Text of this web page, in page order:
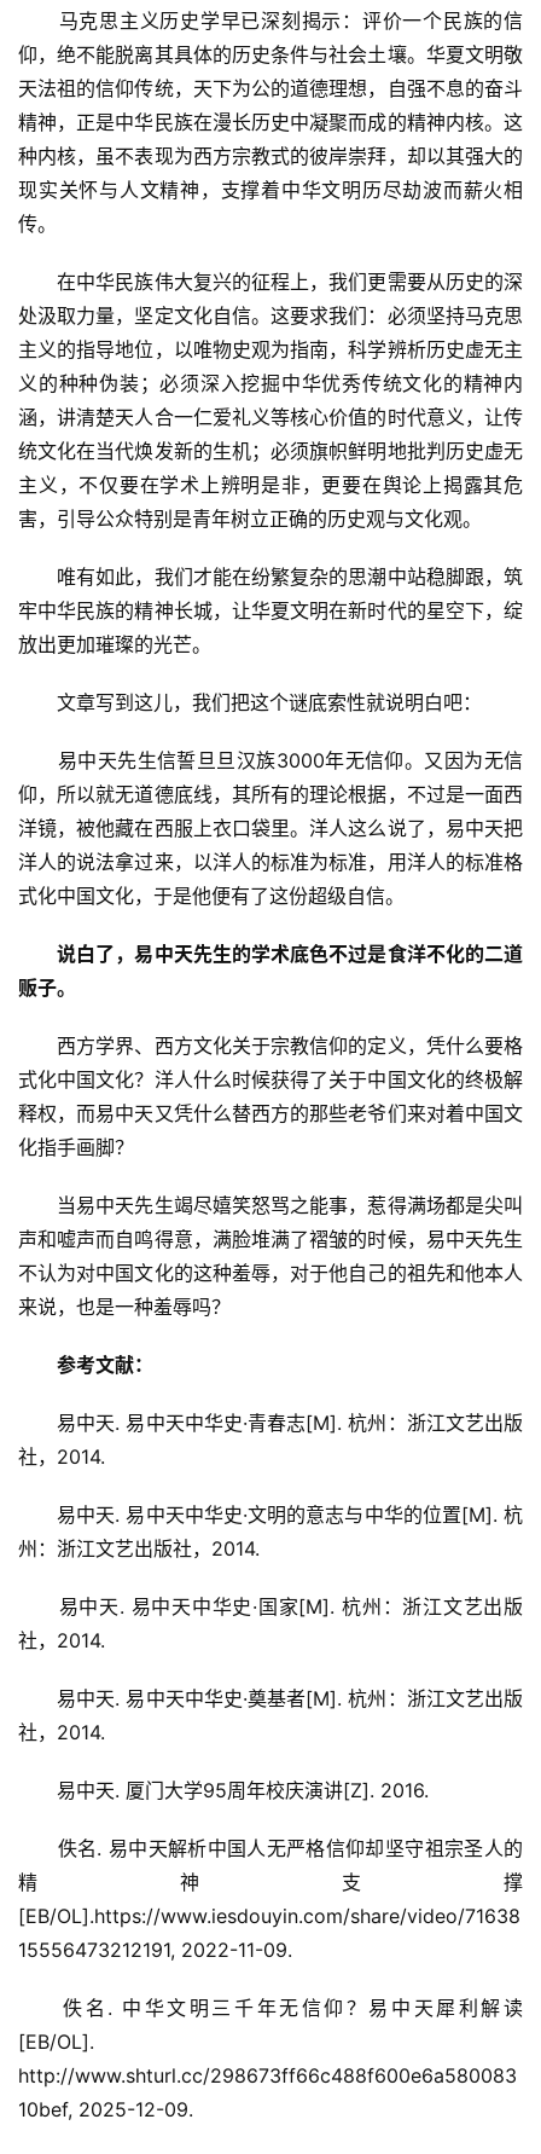
马克思主义历史学早已深刻揭示：评价一个民族的信
仰，绝不能脱离其具体的历史条件与社会土壤。华夏文明敬
天法祖的信仰传统，天下为公的道德理想，自强不息的奋斗
精神，正是中华民族在漫长历史中凝聚而成的精神内核。这
种内核，虽不表现为西方宗教式的彼岸崇拜，却以其强大的
现实关怀与人文精神，支撑着中华文明历尽劫波而薪火相
传。
在中华民族伟大复兴的征程上，我们更需要从历史的深
处汲取力量，坚定文化自信。这要求我们：必须坚持马克思
主义的指导地位，以唯物史观为指南，科学辨析历史虚无主
义的种种伪装；必须深入挖掘中华优秀传统文化的精神内
涵，讲清楚天人合一仁爱礼义等核心价值的时代意义，让传
统文化在当代焕发新的生机；必须旗帜鲜明地批判历史虚无
主义，不仅要在学术上辨明是非，更要在舆论上揭露其危
害，引导公众特别是青年树立正确的历史观与文化观。
唯有如此，我们才能在纷繁复杂的思潮中站稳脚跟，筑
牢中华民族的精神长城，让华夏文明在新时代的星空下，绽
放出更加璀璨的光芒。
文章写到这儿，我们把这个谜底索性就说明白吧：
易中天先生信誓旦旦汉族3000年无信仰。又因为无信
仰，所以就无道德底线，其所有的理论根据，不过是一面西
洋镜，被他藏在西服上衣口袋里。洋人这么说了，易中天把
洋人的说法拿过来，以洋人的标准为标准，用洋人的标准格
式化中国文化，于是他便有了这份超级自信。
说白了，易中天先生的学术底色不过是食洋不化的二道
贩子。
西方学界、西方文化关于宗教信仰的定义，凭什么要格
式化中国文化？洋人什么时候获得了关于中国文化的终极解
释权，而易中天又凭什么替西方的那些老爷们来对着中国文
化指手画脚？
当易中天先生竭尽嬉笑怒骂之能事，惹得满场都是尖叫
声和嘘声而自鸣得意，满脸堆满了褶皱的时候，易中天先生
不认为对中国文化的这种羞辱，对于他自己的祖先和他本人
来说，也是一种羞辱吗？
参考文献：
易中天. 易中天中华史·青春志[M]. 杭州：浙江文艺出版
社，2014.
易中天. 易中天中华史·文明的意志与中华的位置[M]. 杭
州：浙江文艺出版社，2014.
易中天. 易中天中华史·国家[M]. 杭州：浙江文艺出版
社，2014.
易中天. 易中天中华史·奠基者[M]. 杭州：浙江文艺出版
社，2014.
易中天. 厦门大学95周年校庆演讲[Z]. 2016.
佚名. 易中天解析中国人无严格信仰却坚守祖宗圣人的
精神支撑
[EB/OL].https://www.iesdouyin.com/share/video/71638
15556473212191, 2022-11-09.
佚名. 中华文明三千年无信仰？易中天犀利解读
[EB/OL].
http://www.shturl.cc/298673ff66c488f600e6a580083
10bef, 2025-12-09.